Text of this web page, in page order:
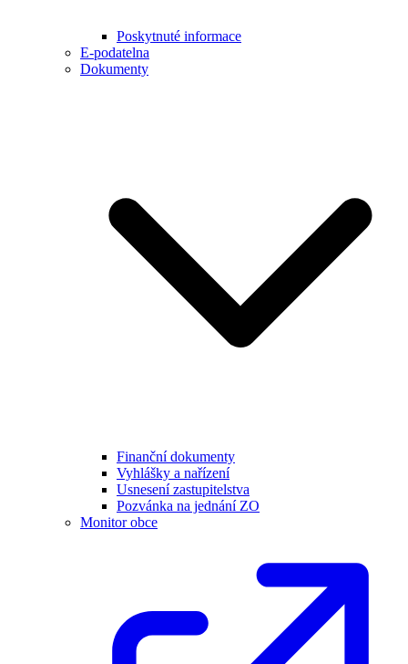
Poskytnuté informace
E-podatelna
Dokumenty
Finanční dokumenty
Vyhlášky a nařízení
Usnesení zastupitelstva
Pozvánka na jednání ZO
Monitor obce